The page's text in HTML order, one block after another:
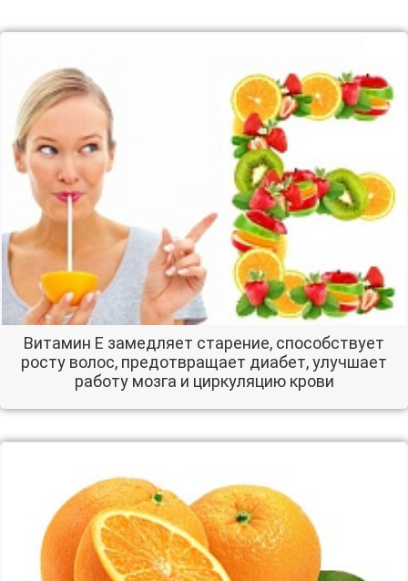
Витамин Е замедляет старение, способствует
росту волос, предотвращает диабет, улучшает
работу мозга и циркуляцию крови